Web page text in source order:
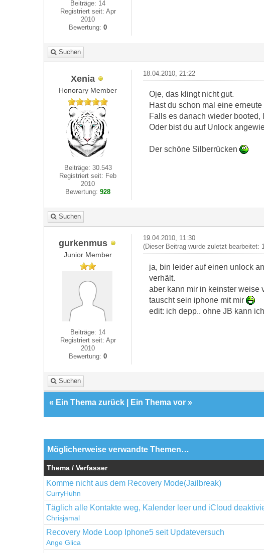
Beiträge: 14
Registriert seit: Apr
2010
Bewertung:0
Suchen
Xenia
Honorary Member
Beiträge: 30.543
Registriert seit: Feb
2010
Bewertung:928
18.04.2010, 21:22
Oje, das klingt nicht gut.
Hast du schon mal eine
Falls es danach wieder
Oder bist du auf Unlock
Der schöne Silberrücken
Suchen
gurkenmus
Junior Member
Beiträge: 14
Registriert seit: Apr
2010
Bewertung:0
19.04.2010, 11:30
(Dieser Beitrag wurde zuletzt bearbeitet:
ja, bin leider auf einen unlock
verhält.
aber kann mir in keinster weise
tauscht sein iphone mit mir
edit: ich depp.. ohne JB kann
Suchen
« Ein Thema zurück Ein Thema vor »
Möglicherweise verwandte Themen…
Thema / Verfasser
Komme nicht aus dem Recovery Mode(Jailbreak)
CurryHuhn
Täglich alle Kontakte weg, Kalender leer und iCloud
Chrisjamal
Recovery Mode Loop Iphone5 seit Updateversuch
Ange Glica